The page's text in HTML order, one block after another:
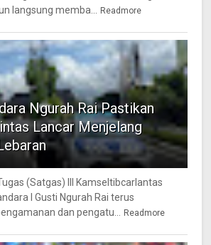
langsung memba...
Readmore
Ngurah Rai Pastikan
Lancar Menjelang
(Satgas) III Kamseltibcarlantas
I Gusti Ngurah Rai terus
dan pengatu...
Readmore